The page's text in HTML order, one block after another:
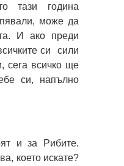
тази година
може да
И ако преди
си сили
сега всичко ще
си, напълно
и за Рибите.
което искате?